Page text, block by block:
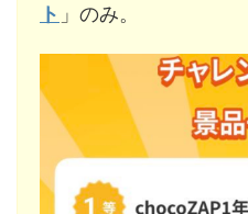
ト 」のみ。